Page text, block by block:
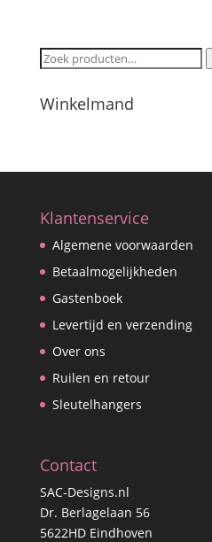
€45.50
Zoeken
Winkelmand
Klantenservice
Algemene voorwaarden
Betaalmogelijkheden
Gastenboek
Levertijd en verzending
Over ons
Ruilen en retour
Sleutelhangers
Contact
SAC-Designs.nl
Dr. Berlagelaan 56
5622HD Eindhoven